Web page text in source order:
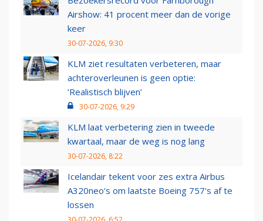
Airshow: 41 procent meer dan de vorige
keer
30-07-2026, 9:30
KLM ziet resultaten verbeteren, maar
achteroverleunen is geen optie:
‘Realistisch blijven’
30-07-2026, 9:29
KLM laat verbetering zien in tweede
kwartaal, maar de weg is nog lang
30-07-2026, 8:22
Icelandair tekent voor zes extra Airbus
A320neo's om laatste Boeing 757's af te
lossen